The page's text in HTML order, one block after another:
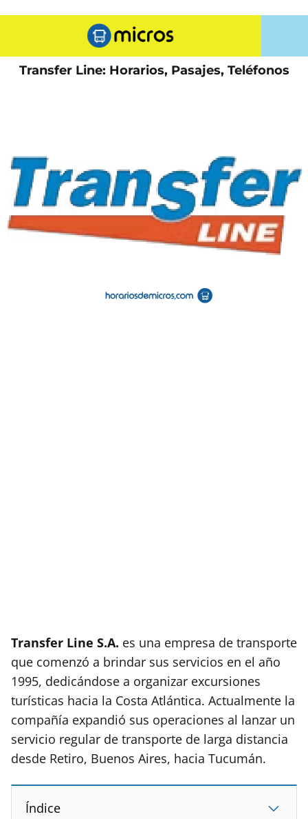
Transfer Line: Horarios, Pasajes, Teléfonos
Transfer Line S.A. es una empresa de transporte
que comenzó a brindar sus servicios en el año
1995, dedicándose a organizar excursiones
turísticas hacia la Costa Atlántica. Actualmente la
compañía expandió sus operaciones al lanzar un
servicio regular de transporte de larga distancia
desde Retiro, Buenos Aires, hacia Tucumán.
Índice